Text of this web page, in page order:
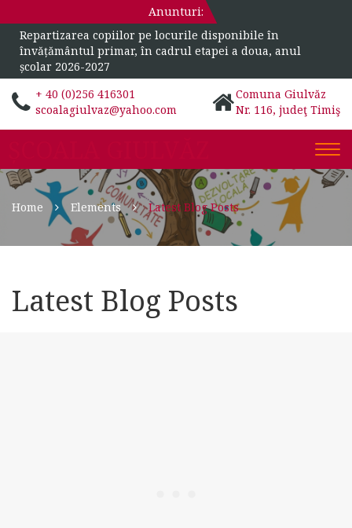
Anunturi:
Repartizarea copiilor pe locurile disponibile în
învățământul primar, în cadrul etapei a doua, anul
școlar 2026-2027
+ 40 (0)256 416301
scoalagiulvaz@yahoo.com
Comuna Giulvăz
Nr. 116, judeţ Timiş
Home Elements Latest Blog Posts
Latest Blog Posts